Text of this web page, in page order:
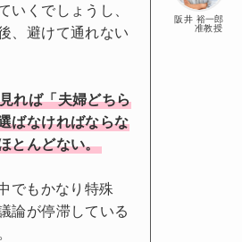
阪井 裕一郎
准教授
いくでしょうし、
、避けて通れない
れば「夫婦どちら
ばなければならな
とんどない。
でもかなり特殊
論が停滞している